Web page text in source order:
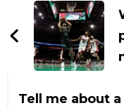
Artikel
Tell me about